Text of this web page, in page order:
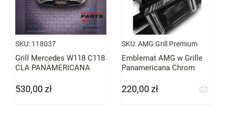
SKU: 118037
Grill Mercedes W118 C118
CLA PANAMERICANA
Przed LIFT
Cena
530,00 zł
SKU:AMG Grill Premium
Emblemat AMG w Grille
Panamericana Chrom
Cena
220,00 zł